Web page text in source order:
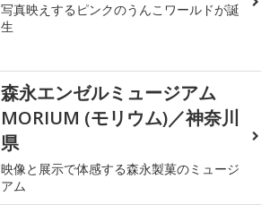
写真映えするピンクのうんこワールドが誕
生
森永エンゼルミュージアム
MORIUM (モリウム)／神奈川
県
映像と展示で体感する森永製菓のミュージ
アム